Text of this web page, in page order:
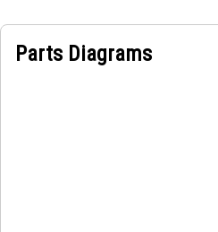
Parts Diagrams